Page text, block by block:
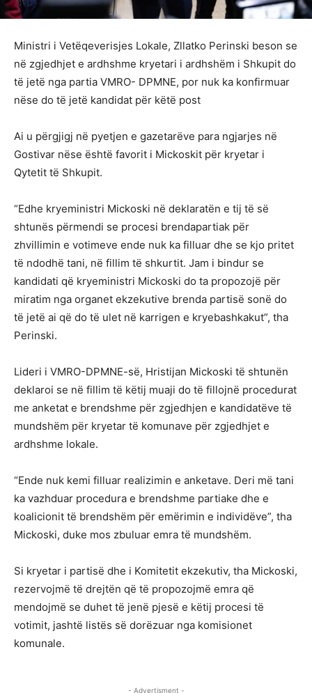
Ministri i Vetëqeverisjes Lokale, Zllatko Perinski beson se
në zgjedhjet e ardhshme kryetari i ardhshëm i Shkupit do
të jetë nga partia VMRO- DPMNE, por nuk ka konfirmuar
nëse do të jetë kandidat për këtë post
Ai u përgjigj në pyetjen e gazetarëve para ngjarjes në
Gostivar nëse është favorit i Mickoskit për kryetar i
Qytetit të Shkupit.
“Edhe kryeministri Mickoski në deklaratën e tij të së
shtunës përmendi se procesi brendapartiak për
zhvillimin e votimeve ende nuk ka filluar dhe se kjo pritet
të ndodhë tani, në fillim të shkurtit. Jam i bindur se
kandidati që kryeministri Mickoski do ta propozojë për
miratim nga organet ekzekutive brenda partisë sonë do
të jetë ai që do të ulet në karrigen e kryebashkakut”, tha
Perinski.
Lideri i VMRO-DPMNE-së, Hristijan Mickoski të shtunën
deklaroi se në fillim të këtij muaji do të fillojnë procedurat
me anketat e brendshme për zgjedhjen e kandidatëve të
mundshëm për kryetar të komunave për zgjedhjet e
ardhshme lokale.
“Ende nuk kemi filluar realizimin e anketave. Deri më tani
ka vazhduar procedura e brendshme partiake dhe e
koalicionit të brendshëm për emërimin e individëve”, tha
Mickoski, duke mos zbuluar emra të mundshëm.
Si kryetar i partisë dhe i Komitetit ekzekutiv, tha Mickoski,
rezervojmë të drejtën që të propozojmë emra që
mendojmë se duhet të jenë pjesë e këtij procesi të
votimit, jashtë listës së dorëzuar nga komisionet
komunale.
- Advertisment -